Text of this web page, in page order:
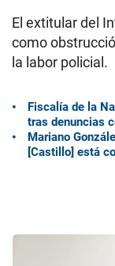
El extitular del
como
la labor policial.
Fiscalía de la
tras denuncias
Mariano
[Castillo] está